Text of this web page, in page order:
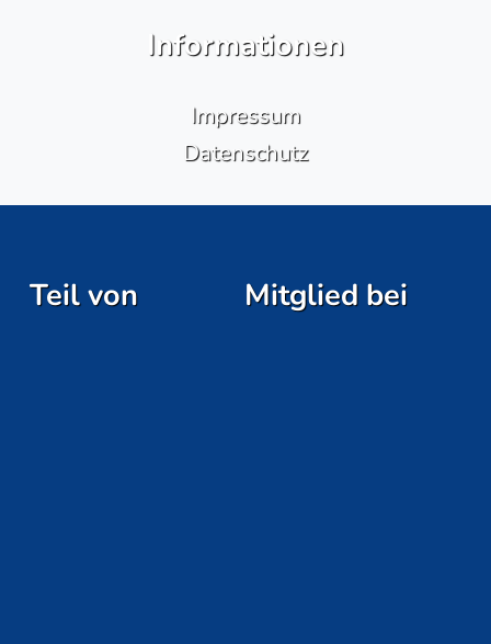
Informationen
Impressum
Datenschutz
Teil von Mitglied bei